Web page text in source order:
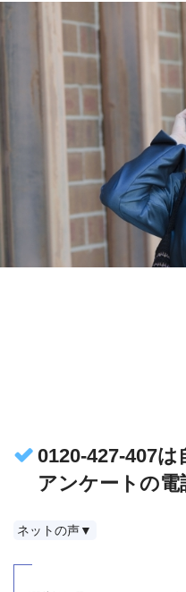
0120-427-407
アンケートの電
ネットの声▼